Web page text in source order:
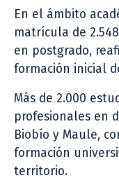
En el ámbito
matrícula de
en postgrado,
formación inicial
Más de 2.000
profesionales en
Biobío y Maule,
formación
territorio.